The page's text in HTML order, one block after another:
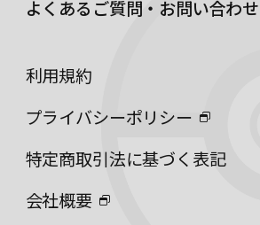
よくあるご質問・お問い合わせ
利用規約
プライバシーポリシー
特定商取引法に基づく表記
会社概要